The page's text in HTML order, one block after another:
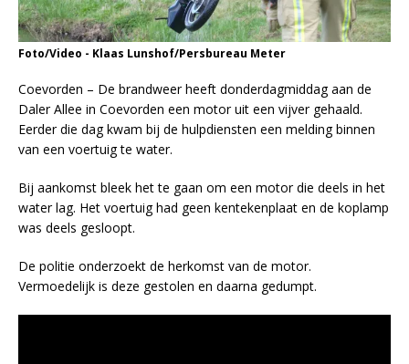
Foto/Video - Klaas Lunshof/Persbureau Meter
Coevorden – De brandweer heeft donderdagmiddag aan de
Daler Allee in Coevorden een motor uit een vijver gehaald.
Eerder die dag kwam bij de hulpdiensten een melding binnen
van een voertuig te water.
Bij aankomst bleek het te gaan om een motor die deels in het
water lag. Het voertuig had geen kentekenplaat en de koplamp
was deels gesloopt.
De politie onderzoekt de herkomst van de motor.
Vermoedelijk is deze gestolen en daarna gedumpt.